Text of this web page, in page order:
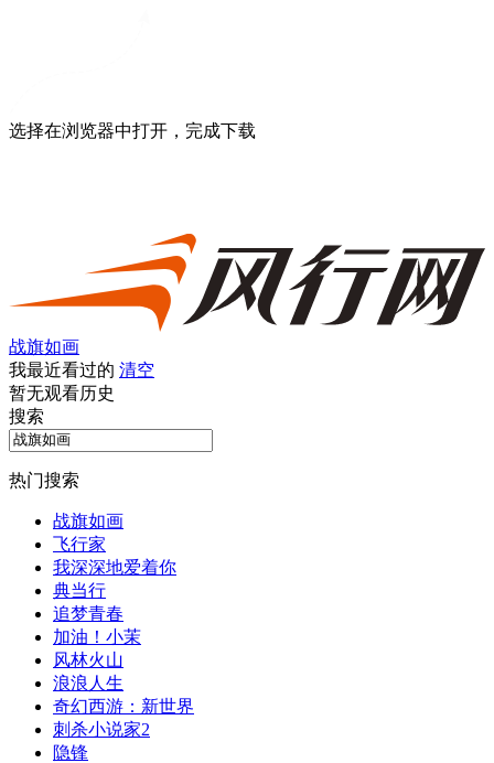
选择在浏览器中打开，完成下载
战旗如画
我最近看过的 清空
暂无观看历史
搜索
热门搜索
战旗如画
飞行家
我深深地爱着你
典当行
追梦青春
加油！小茉
风林火山
浪浪人生
奇幻西游：新世界
刺杀小说家2
隐锋